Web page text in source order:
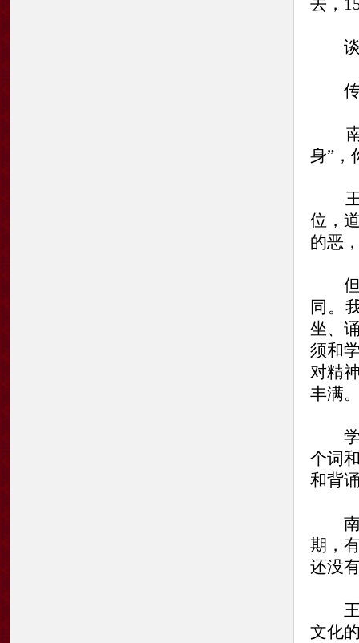
去，
谈
传
南
身”，
王
位，
的恶
但
同。
坐、
须和
对精
丰满
学
个词
和背
南
期，
还没
王
文化